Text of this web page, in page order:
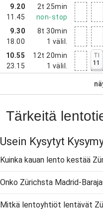
9.20
11.45
2t 25min
non-stop
9.30
18.00
8t 30min
1 välil.
10.55
23.15
12t 20min
1 välil.
TI
11
Tärkeitä
Usein Kysytyt
Kuinka kauan lento kestää
Onko Zürichsta Madrid-
Mitkä lentoyhtiöt lentävät